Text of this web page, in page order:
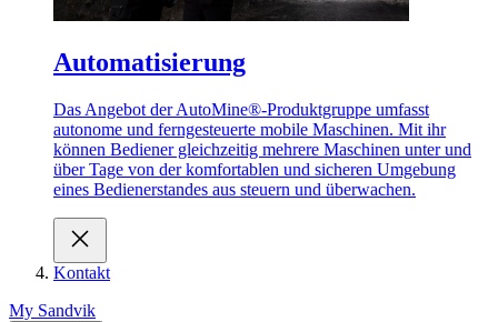
Automatisierung
Das Angebot der AutoMine®-Produktgruppe umfasst
autonome und ferngesteuerte mobile Maschinen. Mit ihr
können Bediener gleichzeitig mehrere Maschinen unter und
über Tage von der komfortablen und sicheren Umgebung
eines Bedienerstandes aus steuern und überwachen.
Kontakt
My Sandvik